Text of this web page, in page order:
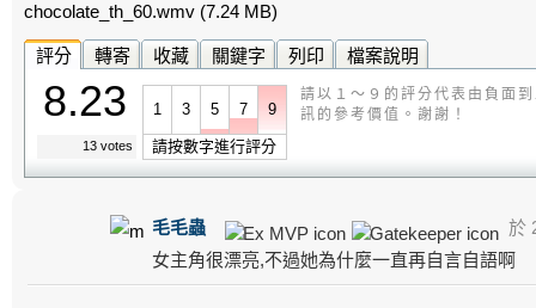
chocolate_th_60.wmv (7.24 MB)
評分 轉寄 收藏 關鍵字 列印 檔案說明
8.23
13 votes
1 3 5 7 9
請按數字進行評分
請以１～９的評分代表由負面
訊的參考價值。謝謝！
毛毛蟲
於
女主角很漂亮,不過她為什麼一直再自言自語啊